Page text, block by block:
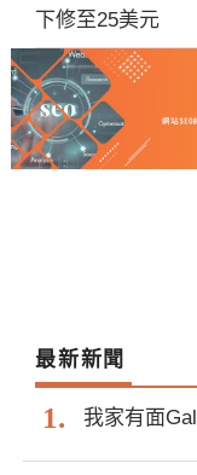
下修至25美元
最新新聞
我家有面